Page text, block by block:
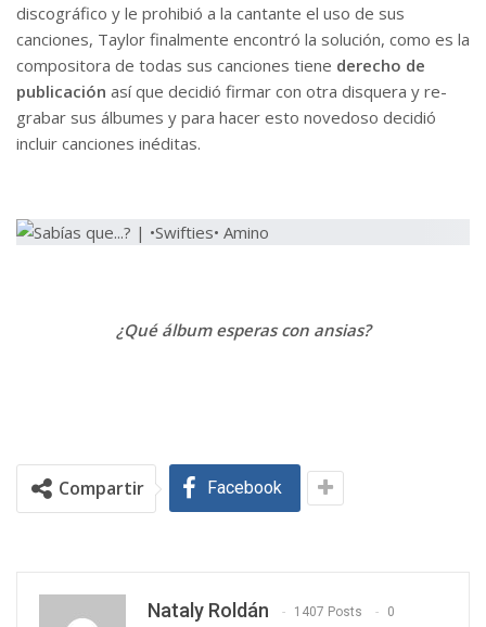
discográfico y le prohibió a la cantante el uso de sus
canciones, Taylor finalmente encontró la solución, como es la
compositora de todas sus canciones tiene derecho de
publicación así que decidió firmar con otra disquera y re-
grabar sus álbumes y para hacer esto novedoso decidió
incluir canciones inéditas.
¿Qué álbum esperas con ansias?
Compartir Facebook
Nataly Roldán 1407 Posts 0